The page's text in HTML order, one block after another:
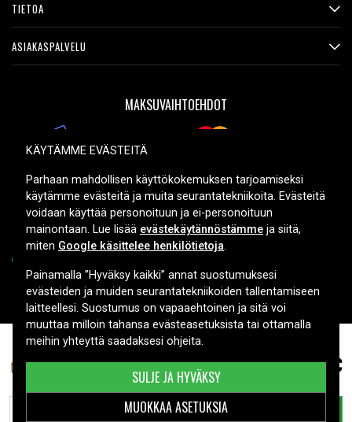
DC989KA 37,99 €
LISÄÄ OSTOSKORIIN
TIETOA
ASIAKASPALVELU
MAKSUVAIHTOEHDOT
TOIMITUSVAIHTOEHDOT
Copyright © 2026, Spares Nordic AB
KÄYTÄMME EVÄSTEITÄ
Parhaan mahdollisen käyttökokemuksen tarjoamiseksi
käytämme evästeitä ja muita seurantatekniikoita. Evästeitä
voidaan käyttää personoituun ja ei-personoituun
mainontaan. Lue lisää evästekäytännöstämme ja siitä,
miten Google käsittelee henkilötietoja.
Painamalla ”Hyväksy kaikki” annat suostumuksesi
evästeiden ja muiden seurantatekniikoiden tallentamiseen
laitteellesi. Suostumus on vapaaehtoinen ja sitä voi
muuttaa milloin tahansa evästeasetuksista tai ottamalla
meihin yhteyttä saadaksesi ohjeita.
MUOKKAA ASETUKSIA
SULJE JA HYVÄKSY